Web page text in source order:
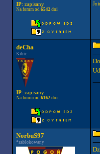
IP: zapisany
Na forum od 6542dni
deCha
Kibic
IP: zapisany
Na forum od 6162dni
NorbuS97
*zablokowany